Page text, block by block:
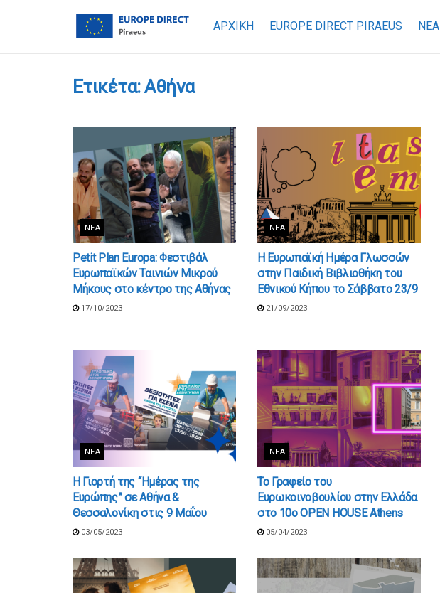
ΑΡΧΙΚΗ EUROPE DIRECT PIRAEUS ΝΕΑ
Ετικέτα:Αθήνα
ΝΈΑ
Petit Plan Europa: Φεστιβάλ
Ευρωπαϊκών Ταινιών Μικρού
Μήκους στο κέντρο της Αθήνας
17/10/2023
ΝΈΑ
Η Ευρωπαϊκή Ημέρα Γλωσσών
στην Παιδική Βιβλιοθήκη του
Εθνικού Κήπου το Σάββατο 23/9
21/09/2023
ΝΈΑ
Η Γιορτή της “Ημέρας της
Ευρώπης” σε Αθήνα &
Θεσσαλονίκη στις 9 Μαΐου
03/05/2023
ΝΈΑ
Το Γραφείο του
Ευρωκοινοβουλίου στην Ελλάδα
στο 10ο OPEN HOUSE Athens
05/04/2023